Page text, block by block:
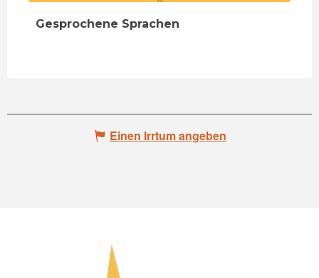
Gesprochene Sprachen
Gesprochene Sprachen
Einen Irrtum angeben